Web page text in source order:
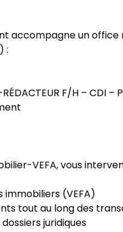
accompagne un office
:
F/H – CDI –
VEFA, vous
immobiliers (VEFA)
tout au long des
juridiques